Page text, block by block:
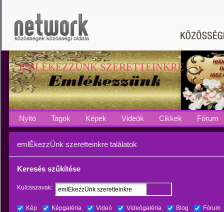
EMLÉKEZZÜNK SZERETTEINKRE
Nyitó Tagok Képek Videók Cikkek Fórum
emlÉkezzÜnk szeretteinkre találatok
Keresés szűkítése
Kulcsszavak:
Kép Képgaléria Videó Videógaléria Blog Fórum